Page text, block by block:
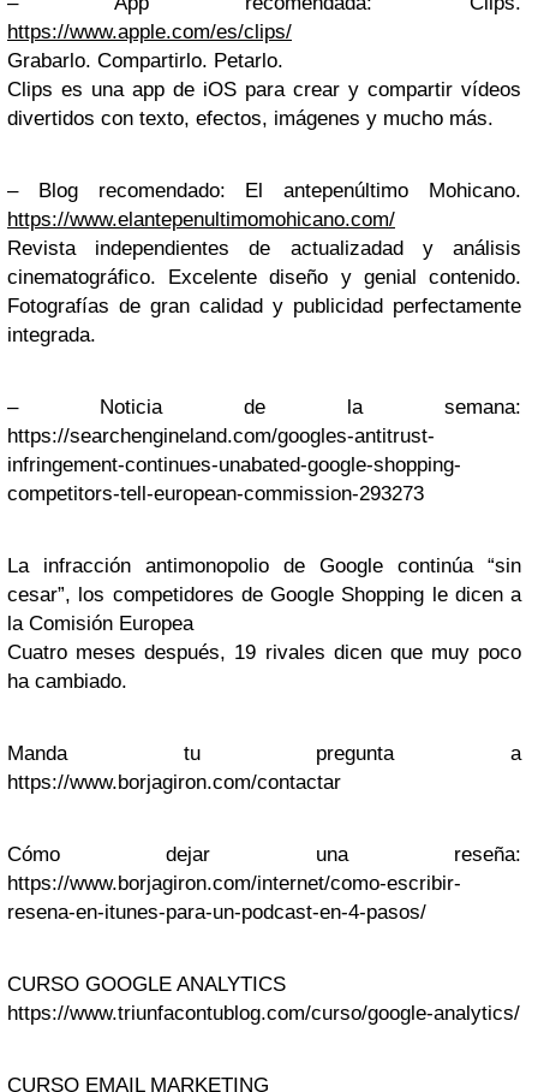
https://www.apple.com/es/clips/
Grabarlo. Compartirlo. Petarlo.
Clips es una app de iOS para crear y compartir vídeos
divertidos con texto, efectos, imágenes y mucho más.
– Blog recomendado: El antepenúltimo Mohicano.
https://www.elantepenultimomohicano.com/
Revista independientes de actualizadad y análisis
cinematográfico. Excelente diseño y genial contenido.
Fotografías de gran calidad y publicidad perfectamente
integrada.
– Noticia de la semana:
https://searchengineland.com/googles-antitrust-
infringement-continues-unabated-google-shopping-
competitors-tell-european-commission-293273
La infracción antimonopolio de Google continúa “sin
cesar”, los competidores de Google Shopping le dicen a
la Comisión Europea
Cuatro meses después, 19 rivales dicen que muy poco
ha cambiado.
Manda tu pregunta a
https://www.borjagiron.com/contactar
Cómo dejar una reseña:
https://www.borjagiron.com/internet/como-escribir-
resena-en-itunes-para-un-podcast-en-4-pasos/
CURSO GOOGLE ANALYTICS
https://www.triunfacontublog.com/curso/google-analytics/
CURSO EMAIL MARKETING